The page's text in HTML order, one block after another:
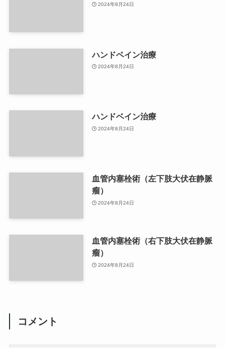
2024年8月24日
ハンドベイン治療
2024年8月24日
ハンドベイン治療
2024年8月24日
血管内塞栓術（左下肢大伏在静脈
瘤）
2024年8月24日
血管内塞栓術（右下肢大伏在静脈
瘤）
2024年8月24日
コメント